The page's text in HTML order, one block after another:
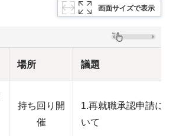
画面サイズで表示
場所 議題
持ち回り開
催
1.再就職承認申請につ
いて